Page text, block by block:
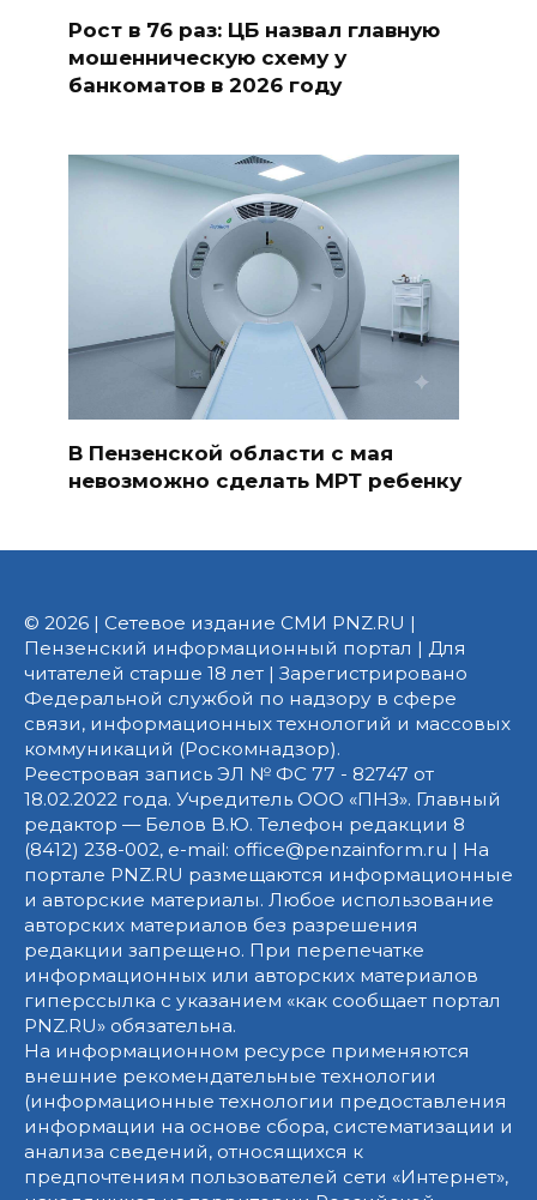
Рост в 76 раз: ЦБ назвал главную
мошенническую схему у
банкоматов в 2026 году
В Пензенской области с мая
невозможно сделать МРТ ребенку
© 2026 | Сетевое издание СМИ PNZ.RU |
Пензенский информационный портал | Для
читателей старше 18 лет | Зарегистрировано
Федеральной службой по надзору в сфере
связи, информационных технологий и массовых
коммуникаций (Роскомнадзор).
Реестровая запись ЭЛ № ФС 77 - 82747 от
18.02.2022 года. Учредитель ООО «ПНЗ». Главный
редактор — Белов В.Ю. Телефон редакции 8
(8412) 238-002, e-mail: office@penzainform.ru | На
портале PNZ.RU размещаются информационные
и авторские материалы. Любое использование
авторских материалов без разрешения
редакции запрещено. При перепечатке
информационных или авторских материалов
гиперссылка с указанием «как сообщает портал
PNZ.RU» обязательна.
На информационном ресурсе применяются
внешние рекомендательные технологии
(информационные технологии предоставления
информации на основе сбора, систематизации и
анализа сведений, относящихся к
предпочтениям пользователей сети «Интернет»,